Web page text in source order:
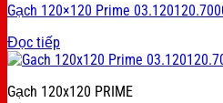
Gạch 120×120 Prime
Đọc tiếp
Gạch 120x120 PRIME